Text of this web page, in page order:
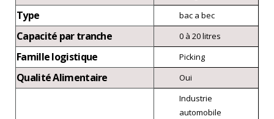
Type bac a bec
Capacité par tranche 0 à 20 litres
Famille logistique Picking
Qualité Alimentaire Oui
Industrie
automobile